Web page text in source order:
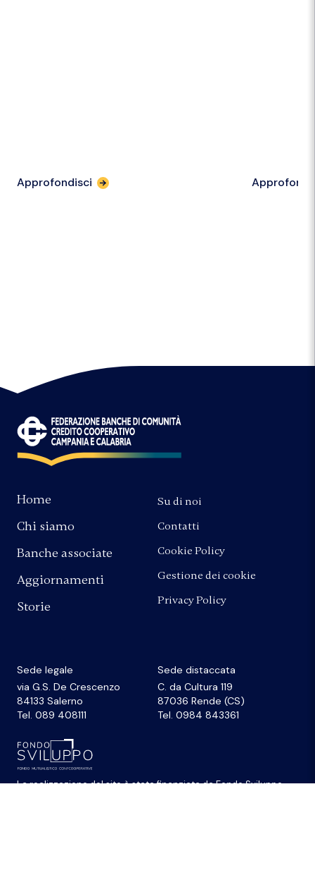
Approfondisci
La realizzazione del sitoè stata finanziata daFondo Sviluppo
Sede legale
via G.S. De Crescenzo
84133 Salerno
Tel. 089 408111
Sede distaccata
C. da Cultura 119
87036 Rende (CS)
Tel. 0984 843361
Home
Chi siamo
Banche associate
Aggiornamenti
Storie
Su di noi
Contatti
Cookie Policy
Gestione dei cookie
Privacy Policy